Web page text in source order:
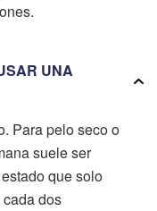
UNA
Para pelo seco o
suele ser
que solo
dos